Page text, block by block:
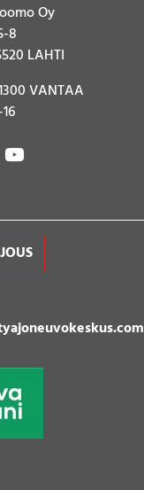
Oy
8
LAHTI
VANTAA